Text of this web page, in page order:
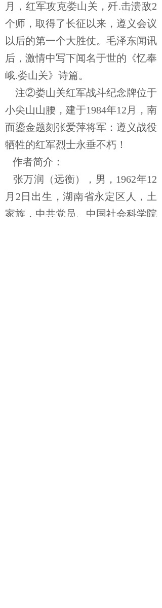
月，红军攻克娄山关，歼.击溃敌2
个师，取得了长征以来，遵义会议
以后的第一个大胜仗。毛泽东闻讯
后，激情中写下闻名于世的《忆奉
峨.娄山关》诗篇。
注②娄山关红军战斗纪念牌位于
小尖山山腰，建于1984年12月，南
面鎏金题刻张爱萍将军：遵义战役
牺牲的红军烈士永垂不朽！
作者简介：
张万润（远衡），男，1962年12
月2日出生，湖南省永定区人，土
家族，中共党员、中国社会科学院